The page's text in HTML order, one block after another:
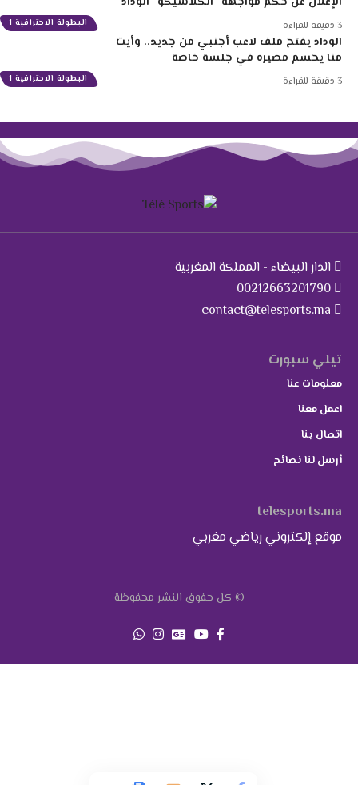
البطولة الاحترافية 1
البطولة الاحترافية 1
الوداد يفتح ملف لاعب أجنبي من جديد.. وأيت
منا يحسم مصيره في جلسة خاصة
الدار البيضاء - المملكة المغربية
00212663201790
contact@telesports.ma
تيلي سبورت
معلومات عنا
اعمل معنا
اتصال بنا
أرسل لنا نصائح
telesports.ma
موقع إلكتروني رياضي مغربي
© كل حقوق النشر محفوظة